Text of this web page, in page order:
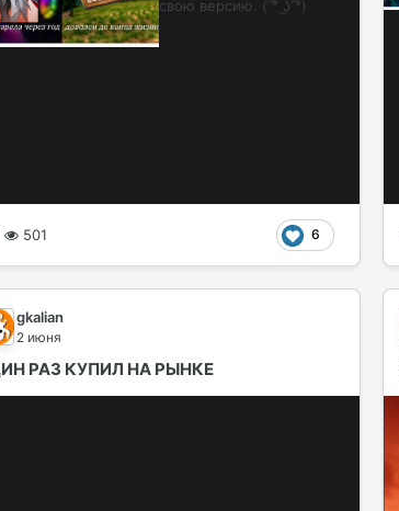
свою версию. ( ͡° ͜ʖ ͡°)
501 6
gkalian
2 июня
РАЗ КУПИЛ НА РЫНКЕ